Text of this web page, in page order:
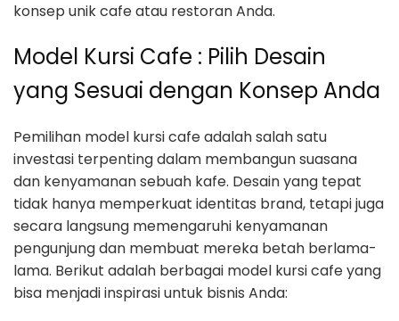
konsep unik cafe atau restoran Anda.
Model Kursi Cafe : Pilih Desain
yang Sesuai dengan Konsep Anda
Pemilihan model kursi cafe adalah salah satu
investasi terpenting dalam membangun suasana
dan kenyamanan sebuah kafe. Desain yang tepat
tidak hanya memperkuat identitas brand, tetapi juga
secara langsung memengaruhi kenyamanan
pengunjung dan membuat mereka betah berlama-
lama. Berikut adalah berbagai model kursi cafe yang
bisa menjadi inspirasi untuk bisnis Anda: